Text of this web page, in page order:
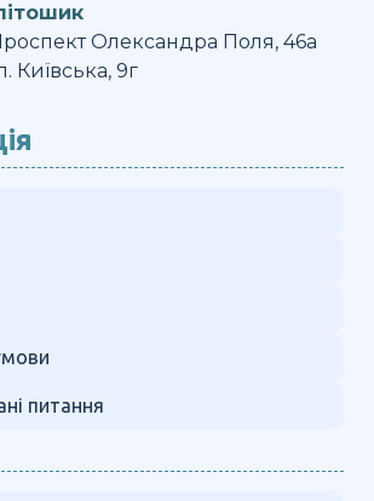
Олександра Поля, 46а
Київська, 9г
питання